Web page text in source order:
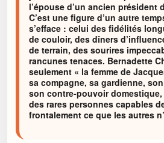
l’épouse d’un ancien président
C’est une figure d’un autre
s’efface : celui des fidélités
de couloir, des dîners
de terrain, des sourires
rancunes tenaces. Bernadette
seulement « la femme de
sa compagne, sa gardienne,
son contre-pouvoir domestique,
des rares personnes capables
frontalement ce que les autres